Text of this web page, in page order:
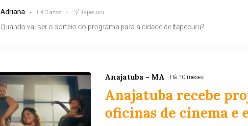
Adriana Há 5 anos Itapecuru
Quando vai ser o sorteio do programa para a cidade de Itapecuru?
Anajatuba - MA Há 10 meses
Anajatuba recebe
oficinas de cinema e